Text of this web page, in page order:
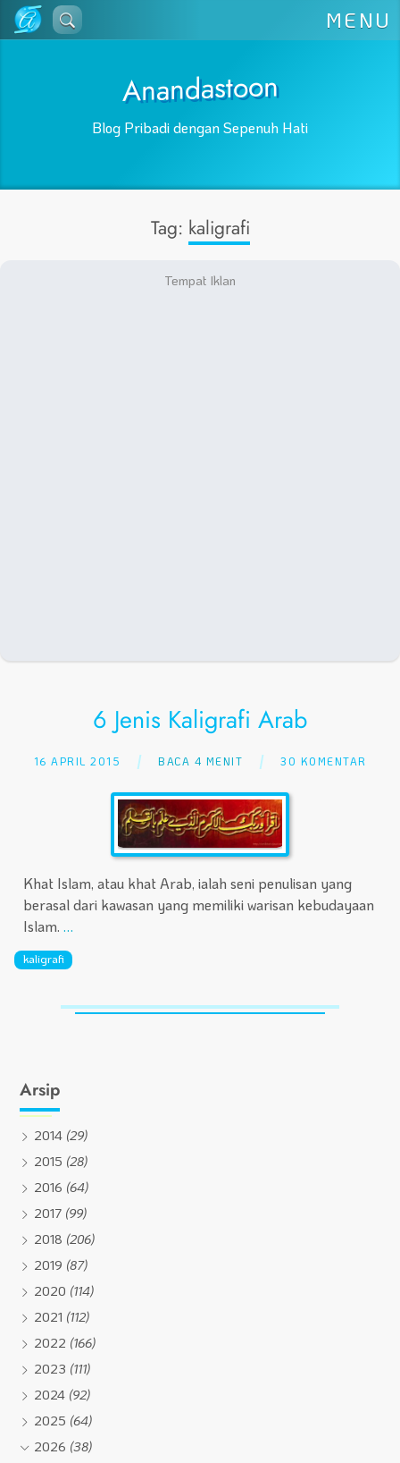
MENU
Lewati
Anandastoon
Blog Pribadi dengan Sepenuh Hati
Tag: kaligrafi
6 Jenis Kaligrafi Arab
16 APRIL 2015 BACA 4 MENIT 30 KOMENTAR
Khat Islam, atau khat Arab, ialah seni penulisan yang
berasal dari kawasan yang memiliki warisan kebudayaan
Islam. …
kaligrafi
Arsip
2014 (29)
2015 (28)
2016 (64)
2017 (99)
2018 (206)
2019 (87)
2020 (114)
2021 (112)
2022 (166)
2023 (111)
2024 (92)
2025 (64)
2026 (38)